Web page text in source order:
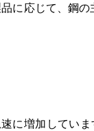
に応じて、鋼の
に増加してい